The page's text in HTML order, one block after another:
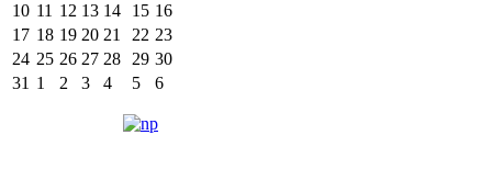
10 11 12 13 14 15 16
17 18 19 20 21 22 23
24 25 26 27 28 29 30
31 1 2 3 4 5 6